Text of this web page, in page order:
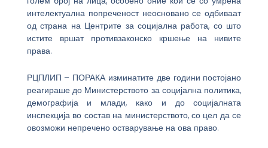
интелектуална попреченост неосновано се одбиваат
од страна на Центрите за социјална работа, со што
истите вршат противзаконско кршење на нивите
права.
РЦПЛИП – ПОРАКА изминатите две години постојано
реагираше до Министерството за социјална политика,
демографија и млади, како и до социјалната
инспекција во состав на министерството, со цел да се
овозможи непречено остварување на ова право.